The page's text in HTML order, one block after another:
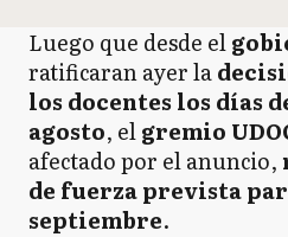
Luego que desde el
ratificaran ayer la
los docentes los días
agosto, elgremio
afectado por el anuncio,
de fuerza prevista
septiembre.